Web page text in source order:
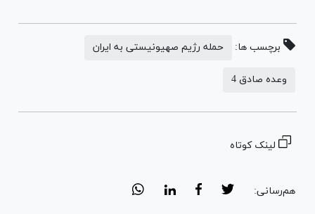
برچسب ها: حمله رژیم صهیونیستی به ایران
وعده صادق 4
لینک کوتاه
هم‌رسانی: